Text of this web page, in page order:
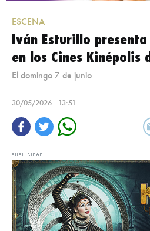
ESCENA
Iván Esturillo
en los Cines Kinépolis
El domingo 7 de junio
30/05/2026 - 13:51